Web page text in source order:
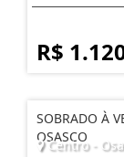
R$
SOBRADO À
OSASCO
Centro -